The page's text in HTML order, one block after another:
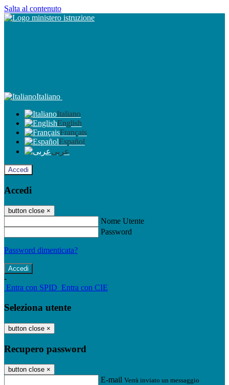
Salta al contenuto
Italiano
Italiano
English
Français
Español
عربى
Accedi
Accedi
button close ×
Nome Utente
Password
Password dimenticata?
-
Entra con SPID Entra con CIE
Seleziona utente
button close ×
Recupero password
button close ×
E-mail Verrà inviato un messaggio